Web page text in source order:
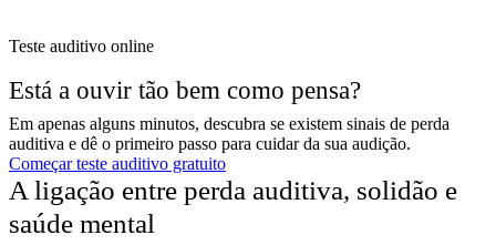
Teste auditivo online
Está a ouvir tão bem como pensa?
Em apenas alguns minutos, descubra se existem sinais de perda
auditiva e dê o primeiro passo para cuidar da sua audição.
Começar teste auditivo gratuito
A ligação entre perda auditiva, solidão e
saúde mental